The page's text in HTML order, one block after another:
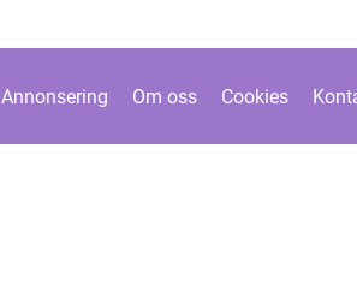
Annonsering Om oss Cookies